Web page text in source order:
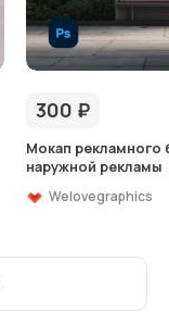
300 ₽
Мокап рекламного
наружной рекламы
Welovegraphics